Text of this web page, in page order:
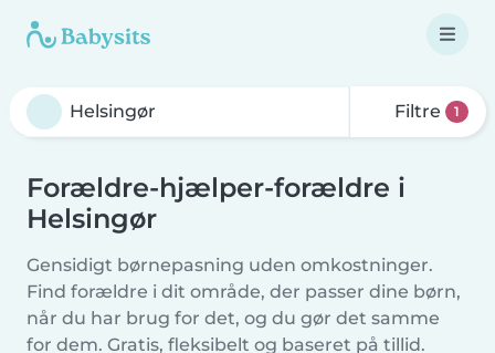
Filtre 1
Forældre-hjælper-forældre i
Helsingør
Gensidigt børnepasning uden omkostninger.
Find forældre i dit område, der passer dine børn,
når du har brug for det, og du gør det samme
for dem. Gratis, fleksibelt og baseret på tillid.